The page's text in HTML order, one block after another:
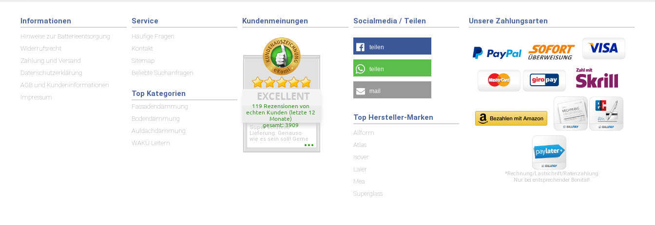
Informationen
Hinweise zur Batterieentsorgung
Widerrufsrecht
Zahlung und Versand
Datenschutzerklärung
AGB und Kundeninformationen
Impressum
Service
Häufige Fragen
Kontakt
Sitemap
Beliebte Suchanfragen
Top Kategorien
Fassadendämmung
Bodendämmung
Aufdachdämmung
WAKÜ Leitern
Kundenmeinungen
EXCELLENT
119 Rezensionen von
echten Kunden (letzte 12
Monate)
gesamt: 3909
Super schnelle
Lieferung. Genauso
wie es sein soll! Gerne
wieder wenn ich was
Socialmedia / Teilen
teilen
teilen
mail
Unsere Zahlungsarten
*Rechnung/Lastschrift/Ratenzahlung
Nur bei entsprechender Bonität!
Top Hersteller-Marken
Allform
Atlas
Isover
Laier
Mea
Superglass